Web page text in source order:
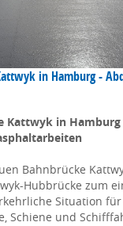
in Hamburg -
Kattwyk in Hamburg
Bahnbrücke
Hubbrücke zum
Situation
Schiene und